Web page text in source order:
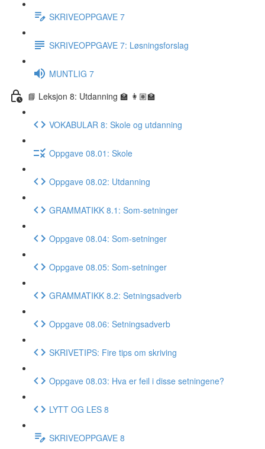
SKRIVEOPPGAVE 7
SKRIVEOPPGAVE 7: Løsningsforslag
MUNTLIG 7
📘 Leksjon 8: Utdanning 🏫 👩🏽‍🏫
VOKABULAR 8: Skole og utdanning
Oppgave 08.01: Skole
Oppgave 08.02: Utdanning
GRAMMATIKK 8.1: Som-setninger
Oppgave 08.04: Som-setninger
Oppgave 08.05: Som-setninger
GRAMMATIKK 8.2: Setningsadverb
Oppgave 08.06: Setningsadverb
SKRIVETIPS: Fire tips om skriving
Oppgave 08.03: Hva er feil i disse setningene?
LYTT OG LES 8
SKRIVEOPPGAVE 8